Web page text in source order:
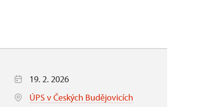
19. 2. 2026
ÚPS v Českých Budějovicích